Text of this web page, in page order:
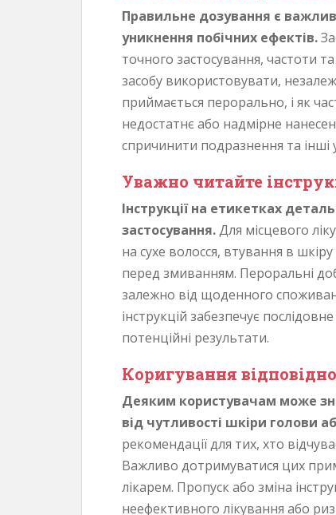
Правильне дозування є
уникнення побічних ефектів.
точного застосування, частоти
засобу використовувати,
приймається перорально, і як
недостатнє або надмірне
спричинити подразнення та інші
Уважно читайте
Інструкції на етикетках
застосування.Для місцевого
на сухе волосся, втування в
перед змиванням. Пероральні
залежно від щоденного
інструкцій забезпечує
потенційні результати.
Коригування
Деяким користувачам може
від чутливості шкіри голови
рекомендації для тих, хто
Важливо дотримуватися цих
лікарем. Пропуск або зміна
неефективного лікування або